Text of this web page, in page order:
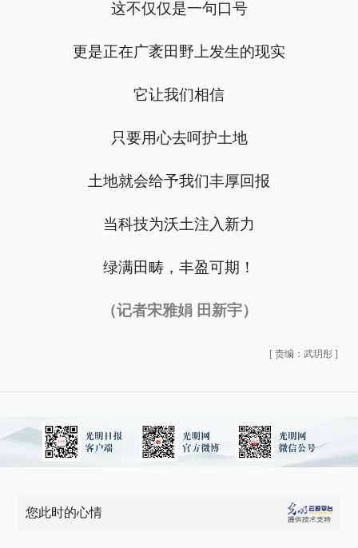
这不仅仅是一句口号
更是正在广袤田野上发生的现实
它让我们相信
只要用心去呵护土地
土地就会给予我们丰厚回报
当科技为沃土注入新力
绿满田畴，丰盈可期！
（记者宋雅娟 田新宇）
[ 责编：武玥彤 ]
您此时的心情